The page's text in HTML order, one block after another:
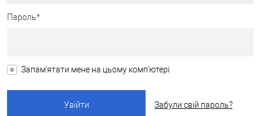
Пароль*
Запам'ятати мене на цьому комп'ютері
Забули свій пароль?